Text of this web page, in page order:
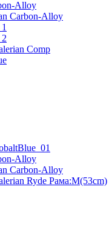
Comp
Ryde Рама:M(53cm)